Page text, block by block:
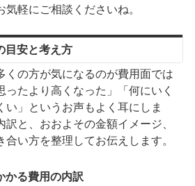
軽にご相談くださいね。
目安と考え方
くの方が気になるのが費用面では
ったより高くなった」「何にいく
い」というお声もよく耳にしま
と、おおよその金額イメージ、
い方を整理してお伝えします。
かる費用の内訳